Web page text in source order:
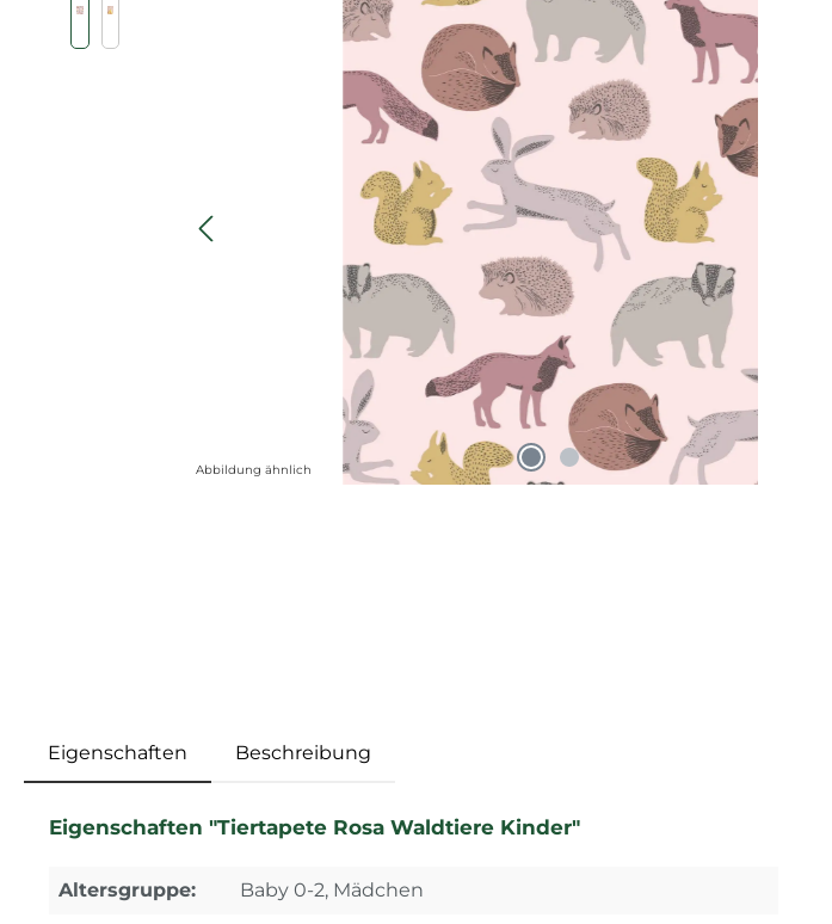
Abbildung ähnlich
Eigenschaften Beschreibung
Eigenschaften "Tiertapete Rosa Waldtiere Kinder"
Altersgruppe: Baby 0-2, Mädchen